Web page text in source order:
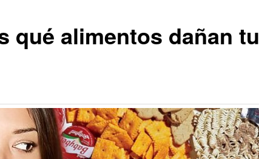
qué alimentos dañan tu